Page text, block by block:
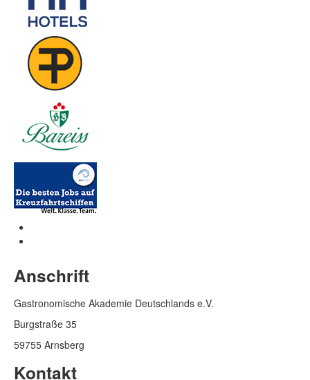
Anschrift
Gastronomische Akademie Deutschlands e.V.
Burgstraße 35
59755 Arnsberg
Kontakt